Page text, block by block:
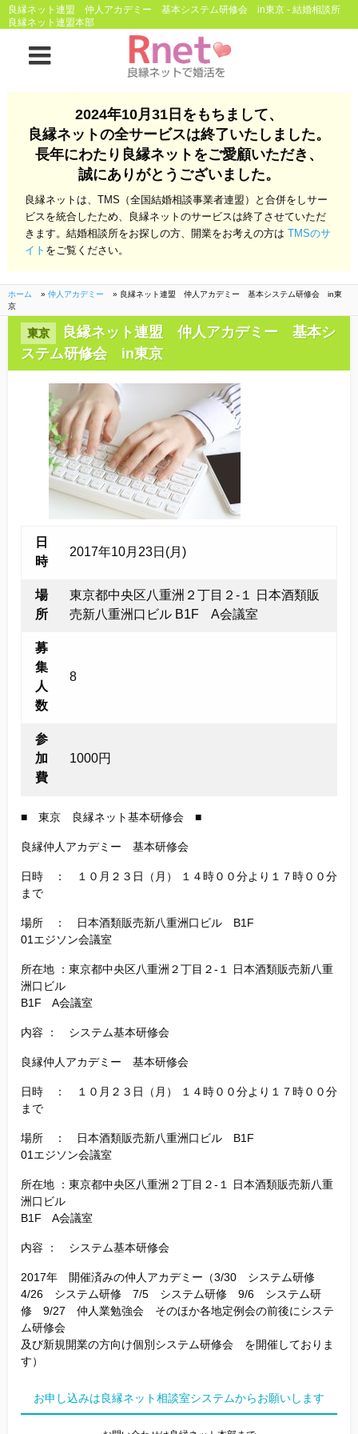
良縁ネットとは
他社との違い お金のこと
会社概要
よくある質問
開業支援
他社との違い
お金のこと
会社概要
相談室からのよくある質問
良縁ネット連盟 仲人アカデミー 基本システム研修会 in東京 - 結婚相談所
良縁ネット連盟本部
2024年10月31日をもちまして、
良縁ネットの全サービスは終了いたしました。
長年にわたり良縁ネットをご愛顧いただき、
誠にありがとうございました。
良縁ネットは、TMS（全国結婚相談事業者連盟）と合併をしサー
ビスを統合したため、良縁ネットのサービスは終了させていただ
きます。結婚相談所をお探しの方、開業をお考えの方はTMSのサ
イト をご覧ください。
ホーム » 仲人アカデミー » 良縁ネット連盟 仲人アカデミー 基本システム研修会 in東
京
東京
良縁ネット連盟 仲人アカデミー 基本シ
ステム研修会 in東京
日
時
2017年10月23日(月)
場
所
東京都中央区八重洲２丁目２-１ 日本酒類販
売新八重洲口ビル B1F A会議室
募
集
人
数
8
参
加
費
1000円
■ 東京 良縁ネット基本研修会 ■
良縁仲人アカデミー 基本研修会
日時 ： １０月２３日（月） １４時００分より１７時００分
まで
場所 ： 日本酒類販売新八重洲口ビル B1F
01エジソン会議室
所在地 ：東京都中央区八重洲２丁目２-１ 日本酒類販売新八重
洲口ビル
B1F A会議室
内容 ： システム基本研修会
良縁仲人アカデミー 基本研修会
日時 ： １０月２３日（月） １４時００分より１７時００分
まで
場所 ： 日本酒類販売新八重洲口ビル B1F
01エジソン会議室
所在地 ：東京都中央区八重洲２丁目２-１ 日本酒類販売新八重
洲口ビル
B1F A会議室
内容 ： システム基本研修会
2017年 開催済みの仲人アカデミー（3/30 システム研修
4/26 システム研修 7/5 システム研修 9/6 システム研
修 9/27 仲人業勉強会 そのほか各地定例会の前後にシステ
ム研修会
及び新規開業の方向け個別システム研修会 を開催しておりま
す）
お申し込みは良縁ネット相談室システムからお願いします